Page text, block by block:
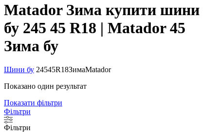
Matador Зима купити шини
бу 245 45 R18 | Matador 45
Зима бу
Шини бу 24545R18ЗимаMatador
Показано один результат
Показати фільтри
Фільтри
Фільтри